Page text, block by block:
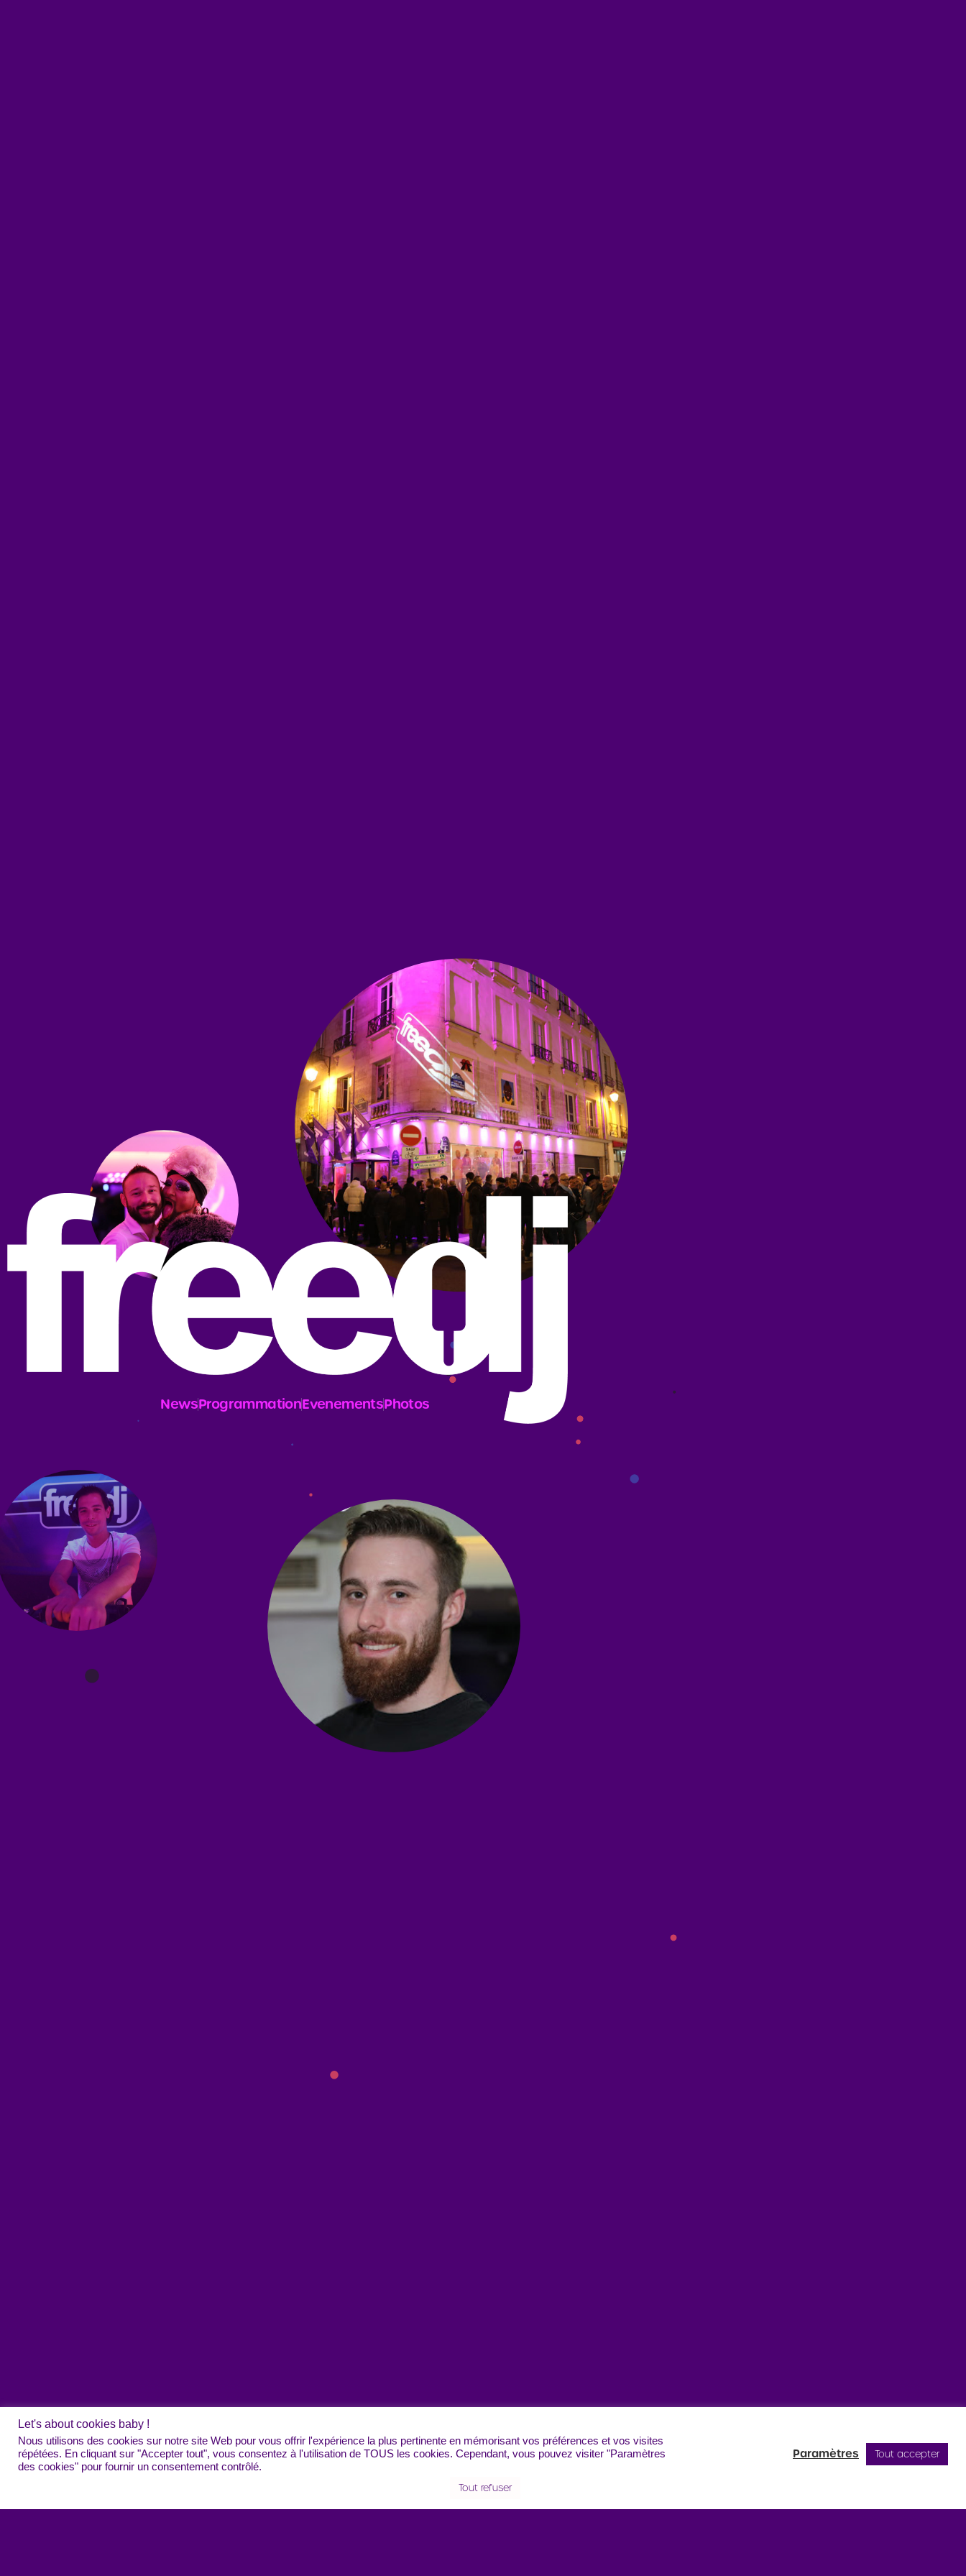
NewsProgrammationEvenementsPhotos
Let's about cookies baby !
Nous utilisons des cookies sur notre site Web pour vous offrir l'expérience la plus pertinente en mémorisant vos préférences et vos visites
répétées. En cliquant sur "Accepter tout", vous consentez à l'utilisation de TOUS les cookies. Cependant, vous pouvez visiter "Paramètres
des cookies" pour fournir un consentement contrôlé.
Paramètres Tout accepter
Tout refuser